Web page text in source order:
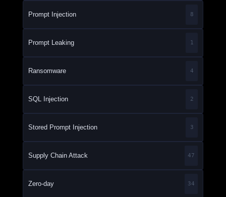
Prompt Injection 8
Prompt Leaking 1
Ransomware 4
SQL Injection 2
Stored Prompt Injection 3
Supply Chain Attack 47
Zero-day 34